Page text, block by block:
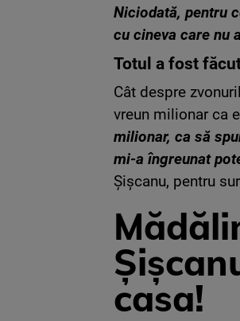
Niciodată, pentru
cu cineva care nu
Totul a fost
Cât despre
vreun milionar ca
milionar, ca să
mi-a îngreunat
Șișcanu, pentru
casa!